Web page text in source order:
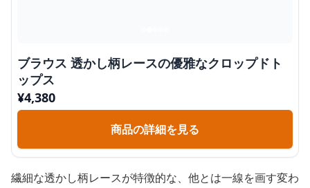
ブラウス 透かし柄レースの優雅なクロップドト
ップス
¥4,380
商品の詳細を見る
繊細な透かし柄レースが特徴的な、他とは一線を画す変わ